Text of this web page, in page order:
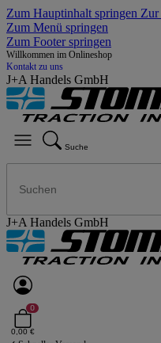
Zum Hauptinhalt springen Zur
Zum Menü springen
Zum Footer springen
Willkommen im Onlineshop
Kontakt zu uns
J+A Handels GmbH
Suche
J+A Handels GmbH
0
0,00 €